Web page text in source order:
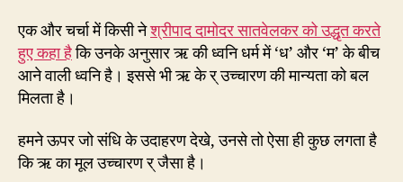
एक और चर्चा में किसी नेश्रीपाद दामोदर सातवेलकर को उद्धृत करते
हुए कहा हैकि उनके अनुसार ऋ की ध्वनि धर्म में ‘ध’ और ‘म’ के बीच
आने वाली ध्वनि है। इससे भी ऋ के र् उच्चारण की मान्यता को बल
मिलता है।
हमने ऊपर जो संधि के उदाहरण देखे, उनसे तो ऐसा ही कुछ लगता है
कि ऋ का मूल उच्चारण र् जैसा है।